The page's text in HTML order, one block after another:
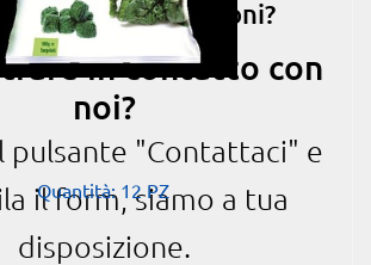
Quantità: 12 PZ
di informazioni?
in contatto con
noi?
pulsante "Contattaci" e
il form, siamo a tua
disposizione.